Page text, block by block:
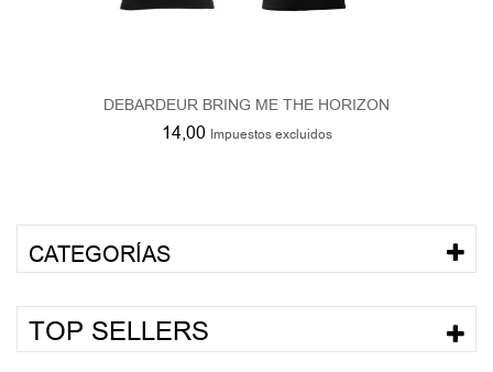
DEBARDEUR BRING ME THE HORIZON
14,00 Impuestos excluidos
CATEGORÍAS
TOP SELLERS